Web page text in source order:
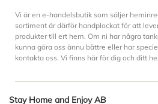
Vi är en e-handelsbutik som säljer
sortiment är därför handplockat för att
produkter till ert hem. Om ni har några
kunna göra oss ännu bättre eller har
kontakta oss. Vi finns här för dig och ditt
Stay Home and Enjoy AB